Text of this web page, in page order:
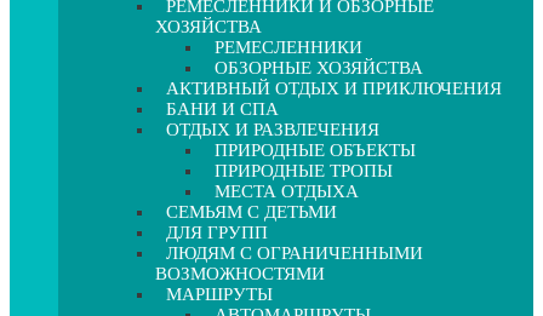
РЕМЕСЛЕННИКИ И ОБЗОРНЫЕ
ХОЗЯЙСТВА
РЕМЕСЛЕННИКИ
ОБЗОРНЫЕ ХОЗЯЙСТВА
АКТИВНЫЙ ОТДЫХ И ПРИКЛЮЧЕНИЯ
БАНИ И СПА
ОТДЫХ И РАЗВЛЕЧЕНИЯ
ПРИРОДНЫЕ ОБЪЕКТЫ
ПРИРОДНЫЕ ТРОПЫ
МЕСТА ОТДЫХА
СЕМЬЯМ С ДЕТЬМИ
ДЛЯ ГРУПП
ЛЮДЯМ С ОГРАНИЧЕННЫМИ
ВОЗМОЖНОСТЯМИ
МАРШРУТЫ